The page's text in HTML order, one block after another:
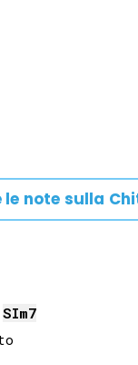
note sulla
SIm7